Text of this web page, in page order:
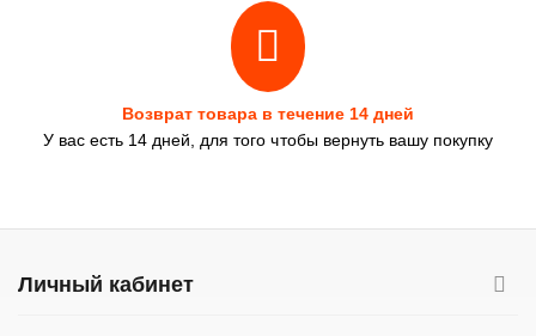
Возврат товара в течение 14 дней
У вас есть 14 дней, для того чтобы вернуть вашу покупку
Личный кабинет